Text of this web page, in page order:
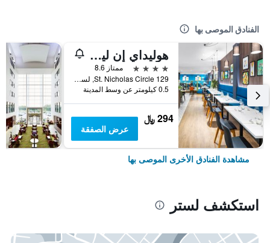
الفنادق الموصى بها
هوليداي إن ليستر سيتي
4 نجوم
ممتاز 8.6
129 St. Nicholas Circle, لستر, المملكة المتحدة
0.5 كيلومتر عن وسط المدينة
294 ﷼
عرض الصفقة
مشاهدة الفنادق الأخرى الموصى بها
استكشف لستر